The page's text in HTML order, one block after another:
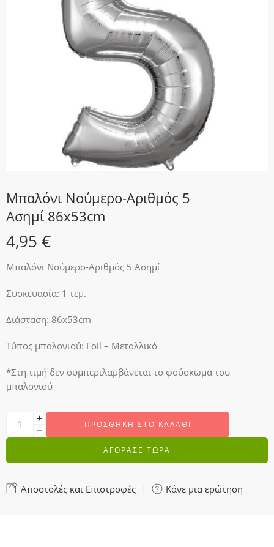
Μπαλόνι Νούμερο-Αριθμός 5
Ασημί 86x53cm
4,95 €
Μπαλόνι Νούμερο-Αριθμός 5 Ασημί
Συσκευασία: 1 τεμ.
Διάσταση: 86x53cm
Τύπος μπαλονιού: Foil – Μεταλλικό
*Στη τιμή δεν συμπεριλαμβάνεται το φούσκωμα του
μπαλονιού
ΠΡΟΣΘΉΚΗ ΣΤΟ ΚΑΛΆΘΙ
ΑΓΟΡΑΣΕ ΤΩΡΑ
Αποστολές και Επιστροφές Κάνε μια ερώτηση